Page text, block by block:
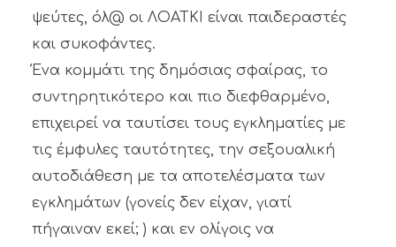
ψεύτες, όλ@ οι ΛΟΑΤΚΙ είναι παιδεραστές
και συκοφάντες.
Ένα κομμάτι της δημόσιας σφαίρας, το
συντηρητικότερο και πιο διεφθαρμένο,
επιχειρεί να ταυτίσει τους εγκληματίες με
τις έμφυλες ταυτότητες, την σεξουαλική
αυτοδιάθεση με τα αποτελέσματα των
εγκλημάτων (γονείς δεν είχαν, γιατί
πήγαιναν εκεί; ) και εν ολίγοις να